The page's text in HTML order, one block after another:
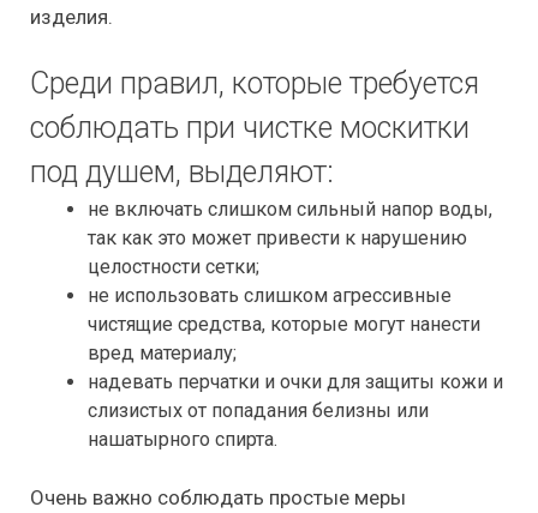
изделия.
Среди правил, которые требуется
соблюдать при чистке москитки
под душем, выделяют:
не включать слишком сильный напор воды,
так как это может привести к нарушению
целостности сетки;
не использовать слишком агрессивные
чистящие средства, которые могут нанести
вред материалу;
надевать перчатки и очки для защиты кожи и
слизистых от попадания белизны или
нашатырного спирта.
Очень важно соблюдать простые меры